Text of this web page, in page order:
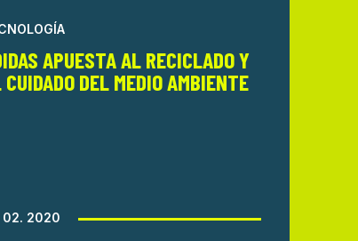
APUESTA AL RECICLADO Y
DEL MEDIO AMBIENTE
02. 2020